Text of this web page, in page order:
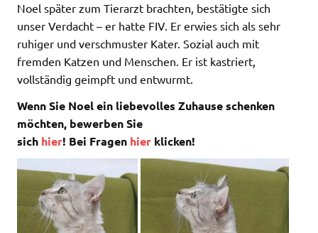
Noel später zum Tierarzt brachten, bestätigte sich
unser Verdacht – er hatte FIV. Er erwies sich als sehr
ruhiger und verschmuster Kater. Sozial auch mit
fremden Katzen und Menschen. Er ist kastriert,
vollständig geimpft und entwurmt.
Wenn Sie Noel ein liebevolles Zuhause schenken
möchten, bewerben Sie
sich hier! Bei Fragen hier klicken!